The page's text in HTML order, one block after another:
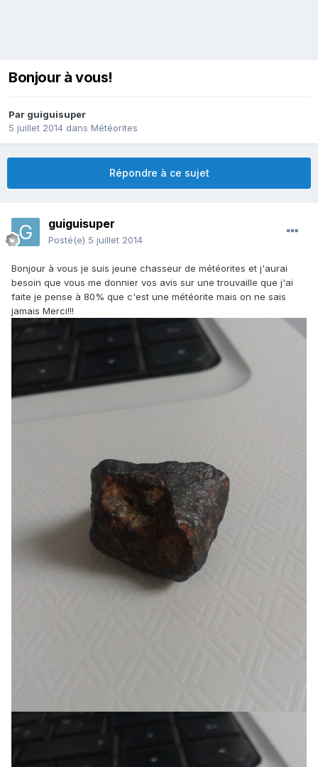
Bonjour à vous!
Par guiguisuper
5 juillet 2014 dans Météorites
Répondre à ce sujet
guiguisuper
Posté(e) 5 juillet 2014
Bonjour à vous je suis jeune chasseur de météorites et j'aurai
besoin que vous me donnier vos avis sur une trouvaille que j'ai
faite je pense à 80% que c'est une météorite mais on ne sais
jamais Merci!!!